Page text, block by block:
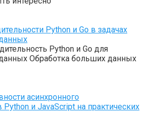
Python и Go в задачах
Python и Go для
Обработка больших данных
асинхронного
и JavaScript на практических